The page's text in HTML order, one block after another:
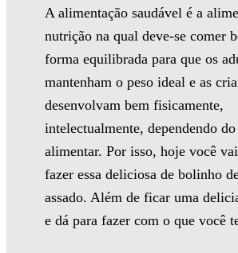
A alimentação saudável é a
nutrição na qual deve-se comer
forma equilibrada para que os
mantenham o peso ideal e as
desenvolvam bem fisicamente,
intelectualmente, dependendo
alimentar. Por isso, hoje você
fazer essa deliciosa de bolinho
assado. Além de ficar uma
e dá para fazer com o que você